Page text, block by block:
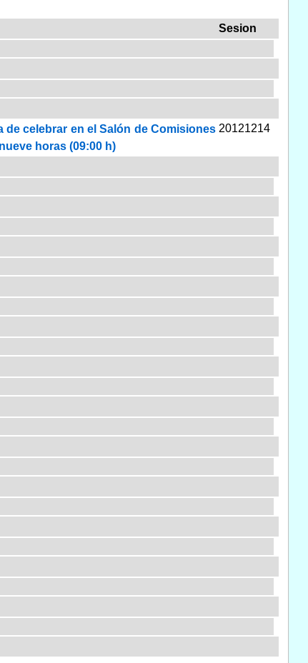
Sesion
celebrar en el Salón de Comisiones
horas (09:00 h)
20121214